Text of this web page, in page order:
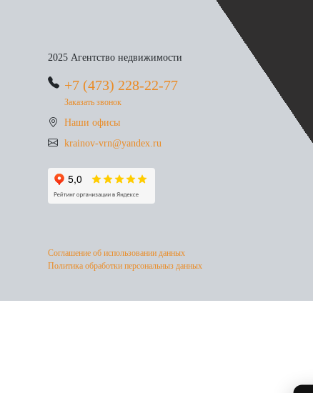
2025 Агентство недвижимости
+7 (473) 228-22-77
Заказать звонок
Наши офисы
krainov-vrn@yandex.ru
Соглашение об использовании данных
Политика обработки персональныз данных